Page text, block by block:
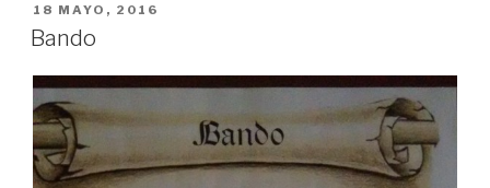
PUBLICADO
EN
18 MAYO, 2016
Bando